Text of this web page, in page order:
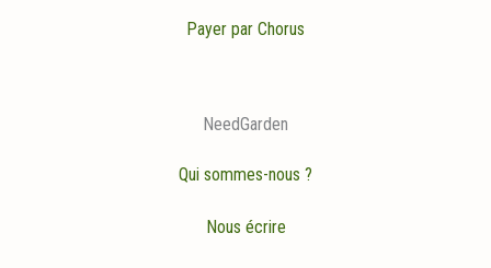
Payer par Chorus
NeedGarden
Qui sommes-nous ?
Nous écrire